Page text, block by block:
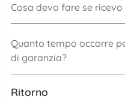
Cosa devo fare se
Quanto tempo occorre
di garanzia?
Ritorno